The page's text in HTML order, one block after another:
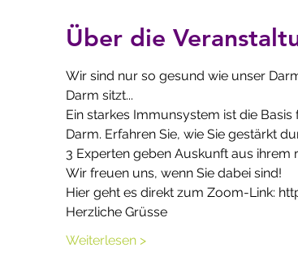
Über die
Wir sind nur so gesund wie unser
Darm sitzt...
Ein starkes Immunsystem ist die
Darm. Erfahren Sie, wie Sie gestärkt
3 Experten geben Auskunft aus ihrem
Wir freuen uns, wenn Sie dabei sind!
Hier geht es direkt zum Zoom-Link:
Herzliche Grüsse
Weiterlesen >